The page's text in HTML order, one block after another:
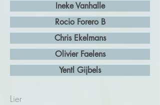
Ineke Vanhalle
Rocio Forero B
Chris Ekelmans
Olivier Faelens
Yentl Gijbels
Lier